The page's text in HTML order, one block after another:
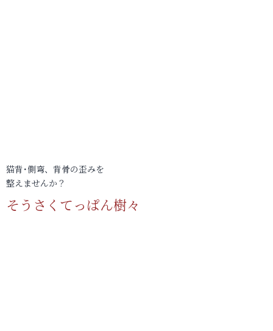
猫背･側弯、背骨の歪みを
整えませんか？
そうさくてっぱん樹々